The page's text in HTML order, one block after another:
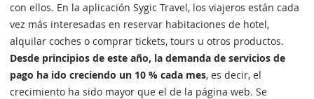
con ellos. En la aplicación Sygic Travel, los viajeros están cada
vez más interesadas en reservar habitaciones de hotel,
alquilar coches o comprar tickets, tours u otros productos.
Desde principios de este año, la demanda de servicios de
pago ha ido creciendo un 10 % cada mes, es decir, el
crecimiento ha sido mayor que el de la página web. Se